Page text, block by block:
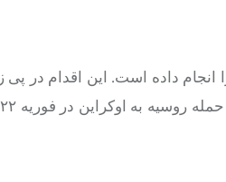
داده است. این اقدام در پی